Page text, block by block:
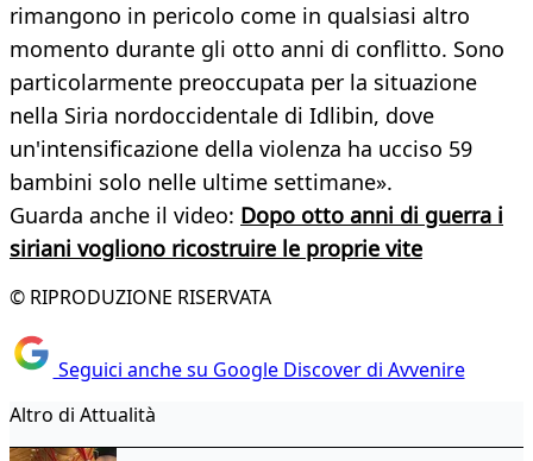
rimangono in pericolo come in qualsiasi altro
momento durante gli otto anni di conflitto. Sono
particolarmente preoccupata per la situazione
nella Siria nordoccidentale di Idlibin, dove
un'intensificazione della violenza ha ucciso 59
bambini solo nelle ultime settimane».
Guarda anche il video: Dopo otto anni di guerra i
siriani vogliono ricostruire le proprie vite
© RIPRODUZIONE RISERVATA
Seguici anche su Google Discover di Avvenire
Altro di Attualità